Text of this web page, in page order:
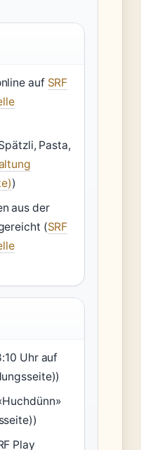
auf SRF
Pasta,
)
aus der
(SRF
Uhr auf
Play